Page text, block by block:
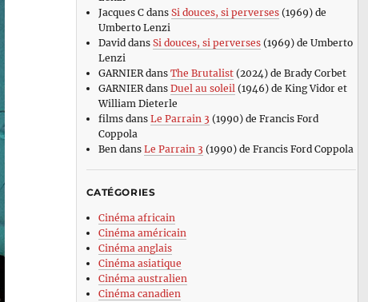
Jacques Cdans Si douces, si perverses(1969) de
Umberto Lenzi
Daviddans Si douces, si perverses(1969) de Umberto
Lenzi
GARNIERdans The Brutalist(2024) de Brady Corbet
GARNIERdans Duel au soleil(1946) de King Vidor et
William Dieterle
filmsdans Le Parrain 3 (1990) de Francis Ford
Coppola
Bendans Le Parrain 3 (1990) de Francis Ford Coppola
CATÉGORIES
Cinéma africain
Cinéma américain
Cinéma anglais
Cinéma asiatique
Cinéma australien
Cinéma canadien